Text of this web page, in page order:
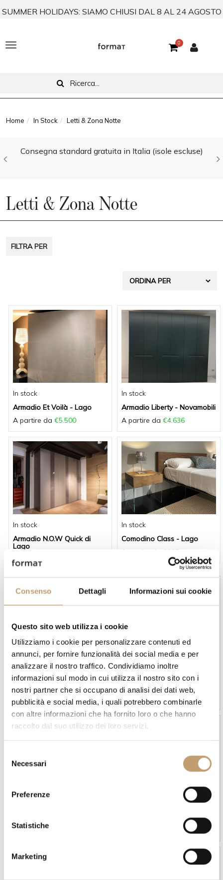
Consenso Dettagli Informazioni sui cookie
Questo sito web utilizza i cookie
Utilizziamo i cookie per personalizzare contenuti ed
annunci, per fornire funzionalità dei social media e per
analizzare il nostro traffico. Condividiamo inoltre
informazioni sul modo in cui utilizza il nostro sito con i
nostri partner che si occupano di analisi dei dati web,
pubblicità e social media, i quali potrebbero combinarle
con altre informazioni che ha fornito loro o che hanno
raccolto dal suo utilizzo dei loro servizi.
Necessari
Preferenze
Statistiche
Marketing
SUMMER HOLIDAYS: SIAMO CHIUSI DAL 8 AL 24 AGOSTO
T
g
l
g
a
n
0
Home In Stock Letti & Zona Notte
Consegna standard gratuita in Italia (isole escluse)
Letti & Zona Notte
FILTRA PER
In stock
Armadio Et Voilà - Lago
A partire da €5.500
In stock
Armadio Liberty - Novamobili
A partire da €4.636
In stock
Armadio N.O.W Quick di
Lago
A partire da
In stock
Comodino Class - Lago
A partire da
€905
In stock
Comodino Easy - Novamobili
A partire da€250
In stock
Comodino Quarantacinque -
Novamobili
A partire da
A partire da
Comò Dedalo - Pianca
€1.749